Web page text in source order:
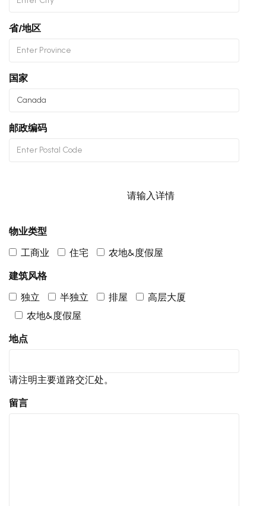
省/地区
国家
邮政编码
请输入详情
物业类型
工商业
住宅 农地&度假屋
建筑风格
独立
半独立 排屋
高层大厦
农地&度假屋
地点
请注明主要道路交汇处。
留言